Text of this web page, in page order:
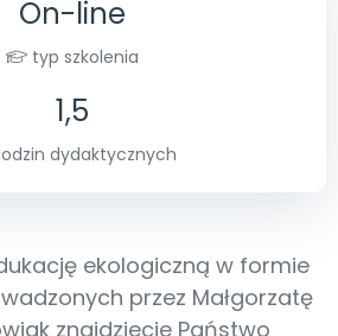
On-line
typ szkolenia
1,5
dydaktycznych
ekologiczną w formie
przez Małgorzatę
znajdziecie Państwo